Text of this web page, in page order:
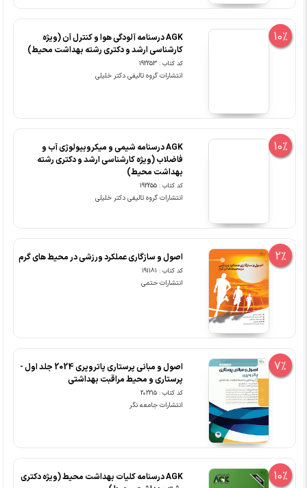
10%
AGK درسنامه آلودگی هوا و کنترل آن (ویژه
کارشناسی ارشد و دکتری رشته بهداشت محیط)
کد کتاب : 192253
انتشارات گروه تالیفی دکتر خلیلی
10%
AGK درسنامه شیمی و میکروبیولوژی آب و
فاضلاب (ویژه کارشناسی ارشد و دکتری رشته
بهداشت محیط)
کد کتاب : 192255
انتشارات گروه تالیفی دکتر خلیلی
2% اصول و سازگاری عملکرد ورزشی در محیط های گرم
کد کتاب : 191181
انتشارات حتمی
7%
اصول و مبانی پرستاری پاتروپری 2024 جلد اول -
پرستاری و محیط مراقبت بهداشتی
کد کتاب : 202215
انتشارات جامعه نگر
10%
‏AGK درسنامه کلیات بهداشت محیط (ویژه دکتری